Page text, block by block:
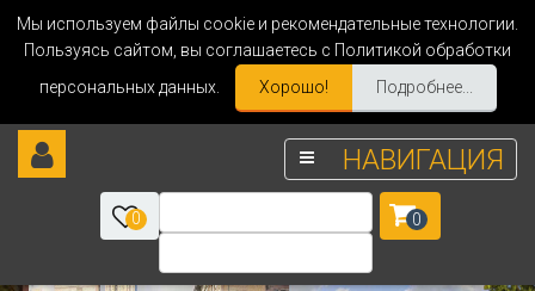
Мы используем файлы cookie и рекомендательные технологии.
Пользуясь сайтом, вы соглашаетесь с Политикой обработки
персональных данных.
Хорошо! Подробнее...
НАВИГАЦИЯ
0 0